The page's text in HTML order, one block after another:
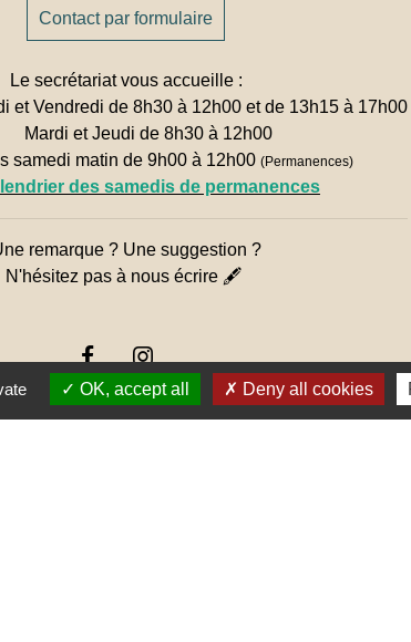
Contact par formulaire
Le secrétariat vous accueille :
et Vendredi de 8h30 à 12h00 et de 13h15 à 17h00
Mardi et Jeudi de 8h30 à 12h00
samedi matin de 9h00 à 12h00(Permanences)
des samedis de permanences
remarque ? Une suggestion ?
N'hésitez pas à nous écrire 🖋
OK, accept all Deny all cookies